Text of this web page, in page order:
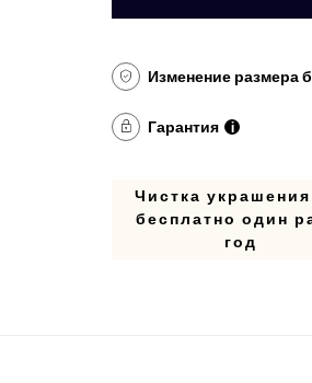
Изменение размера
Гарантия i
Чистка украшения
бесплатно один
год